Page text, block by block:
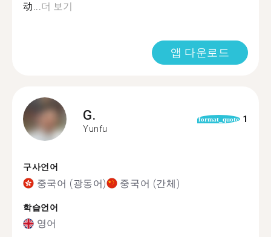
动...더 보기
앱 다운로드
G.
Yunfu
format_quote 1
구사언어
중국어 (광동어) 중국어 (간체)
학습언어
영어